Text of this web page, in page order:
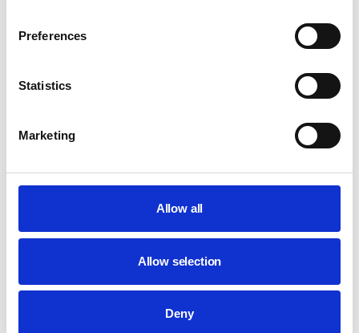
Preferences
Statistics
Marketing
Allow all
Allow selection
Deny
pro Nacht
Cottage